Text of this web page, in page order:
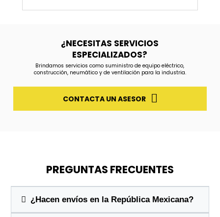
¿NECESITAS SERVICIOS
ESPECIALIZADOS?
Brindamos servicios como suministro de equipo eléctrico,
construcción, neumático y de ventilación para la industria.
CONTACTA UN ASESOR
PREGUNTAS FRECUENTES
¿Hacen envíos en la República Mexicana?